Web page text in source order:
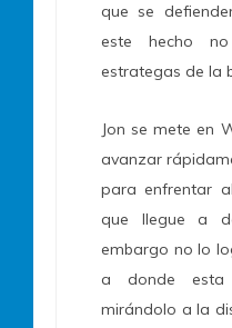
que se
este hecho
estrategas de la
Jon se mete en
avanzar
para enfrentar
que llegue a
embargo no lo
a donde
mirándolo a la